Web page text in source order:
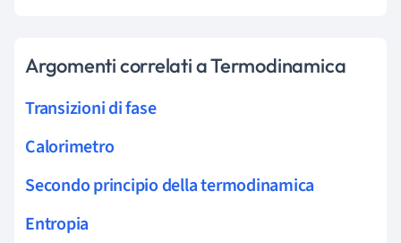
Argomenti correlati a Termodinamica
Transizioni di fase
Calorimetro
Secondo principio della termodinamica
Entropia